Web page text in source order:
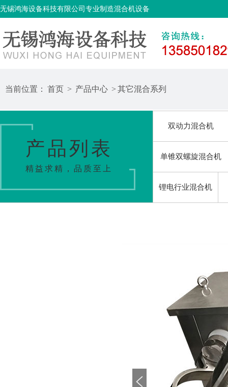
无锡鸿海设备科技有限公司专业制造混合机设备
当前位置： 首页 > 产品中心 > 其它混合系列
产品列表
精益求精，品质至上
双动力混合机
单锥双螺旋混合机
锂电行业混合机